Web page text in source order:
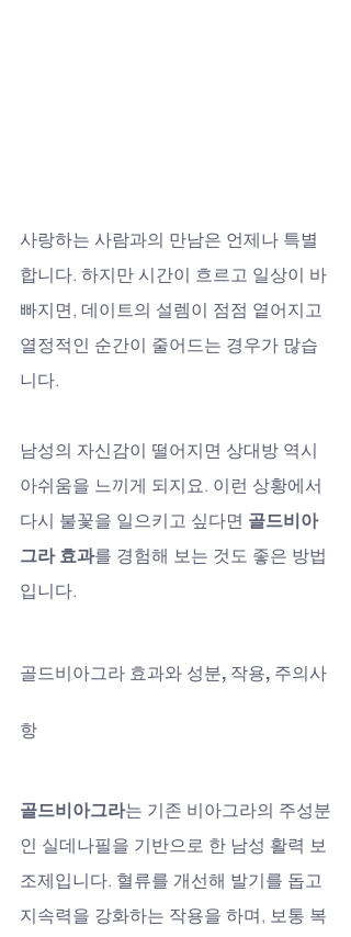
사랑하는 사람과의 만남은 언제나 특별
합니다. 하지만 시간이 흐르고 일상이 바
빠지면, 데이트의 설렘이 점점 옅어지고
열정적인 순간이 줄어드는 경우가 많습
니다.
남성의 자신감이 떨어지면 상대방 역시
아쉬움을 느끼게 되지요. 이런 상황에서
다시 불꽃을 일으키고 싶다면 골드비아
그라 효과를 경험해 보는 것도 좋은 방법
입니다.
골드비아그라 효과와 성분, 작용, 주의사
항
골드비아그라는 기존 비아그라의 주성분
인 실데나필을 기반으로 한 남성 활력 보
조제입니다. 혈류를 개선해 발기를 돕고
지속력을 강화하는 작용을 하며, 보통 복